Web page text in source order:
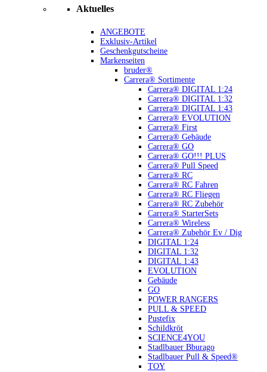
Aktuelles
ANGEBOTE
Exklusiv-Artikel
Geschenkgutscheine
Markenseiten
bruder®
Carrera® Sortimente
Carrera® DIGITAL 1:24
Carrera® DIGITAL 1:32
Carrera® DIGITAL 1:43
Carrera® EVOLUTION
Carrera® First
Carrera® Gebäude
Carrera® GO
Carrera® GO!!! PLUS
Carrera® Pull Speed
Carrera® RC
Carrera® RC Fahren
Carrera® RC Fliegen
Carrera® RC Zubehör
Carrera® StarterSets
Carrera® Wireless
Carrera® Zubehör Ev / Dig
DIGITAL 1:24
DIGITAL 1:32
DIGITAL 1:43
EVOLUTION
Gebäude
GO
POWER RANGERS
PULL & SPEED
Pustefix
Schildkröt
SCIENCE4YOU
Stadlbauer Bburago
Stadlbauer Pull & Speed®
TOY